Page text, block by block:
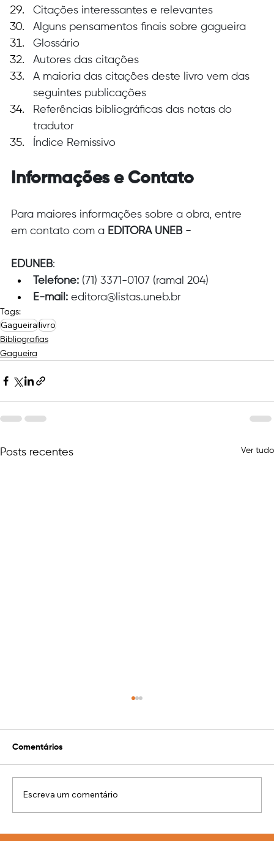
Citações interessantes e relevantes
Alguns pensamentos finais sobre gagueira
Glossário
Autores das citações
A maioria das citações deste livro vem das
seguintes publicações
Referências bibliográficas das notas do
tradutor
Índice Remissivo
Informações e Contato
Para maiores informações sobre a obra, entre
em contato com a EDITORA UNEB -
EDUNEB:
Telefone: (71) 3371-0107 (ramal 204)
E-mail: editora@listas.uneb.br
Tags:
Gagueiralivro
Bibliografias
Gagueira
Posts recentes Ver tudo
Comentários
Escreva um comentário